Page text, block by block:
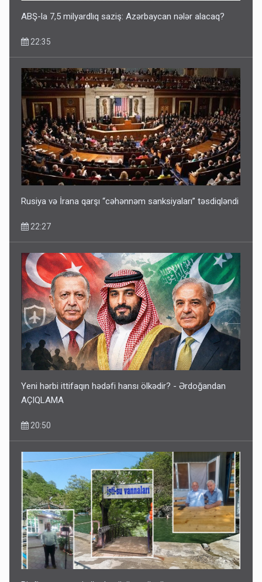
Media və Yayım Şurasına əlavə hüquq və vəzifələr verilib
13:24
Kartdan karta istədiyiniz qədər köçürmə edə bilərsiniz -
VİDEO
11:06
ABŞ-la 7,5 milyardlıq saziş: Azərbaycan nələr alacaq?
22:35
Rusiya və İrana qarşı “cəhənnəm sanksiyaları” təsdiqləndi
22:27
Yeni hərbi ittifaqın hədəfi hansı ölkədir? - Ərdoğandan
AÇIQLAMA
20:50